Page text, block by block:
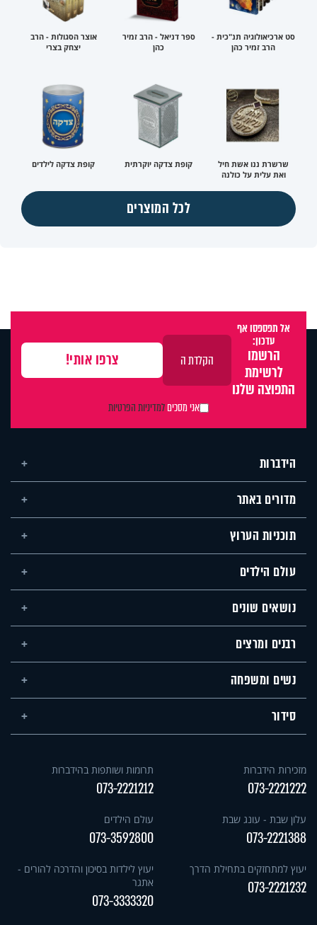
סט ארכיאולוגיה תנ"כית -
הרב זמיר כהן
ספר דניאל - הרב זמיר
כהן
אוצר הסגולות - הרב
יצחק בצרי
שרשרת ננו אשת חיל
ואת עלית על כולנה
קופת צדקה יוקרתית קופת צדקה לילדים
לכל המוצרים
אל תפספסו אף
עדכון:
הרשמו
לרשימת
התפוצה שלנו
אני מסכיםלמדיניות הפרטיות
הידברות
מדורים באתר
תוכניות הערוץ
עולם הילדים
נושאים שונים
רבנים ומרצים
נשים ומשפחה
סידור
מזכירות הידברות
073-2221222
תרומות ושותפות בהידברות
073-2221212
עלון שבת - עונג שבת
073-2221388
עולם הילדים
073-3592800
יעוץ למתחזקים בתחילת הדרך
073-2221232
יעוץ לילדות בסיכון והדרכה להורים -
אתגר
073-3333320